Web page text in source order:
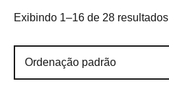
Exibindo 1–16 de 28 resultados